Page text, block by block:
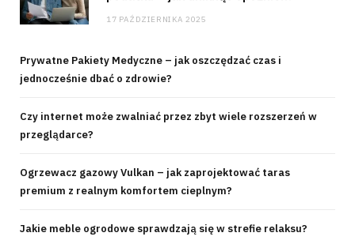
17 PAŹDZIERNIKA 2025
Prywatne Pakiety Medyczne – jak oszczędzać czas i
jednocześnie dbać o zdrowie?
Czy internet może zwalniać przez zbyt wiele rozszerzeń w
przeglądarce?
Ogrzewacz gazowy Vulkan – jak zaprojektować taras
premium z realnym komfortem cieplnym?
Jakie meble ogrodowe sprawdzają się w strefie relaksu?